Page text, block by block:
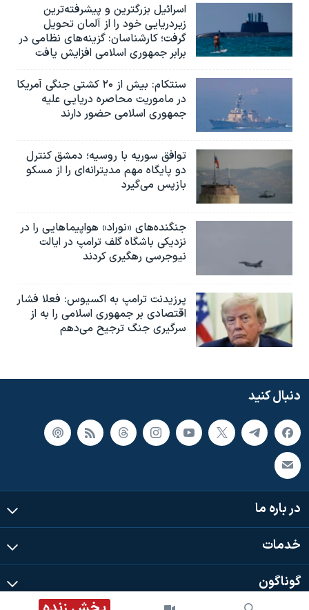
اسرائيل بزرگترین و پیشرفته‌ترین
زیردریایی خود را از آلمان تحویل
گرفت؛ کارشناسان: گزینه‌های نظامی در
برابر جمهوری اسلامی افزایش یافت
سنتکام: بیش از ۲۰ کشتی جنگی آمریکا
در ماموریت محاصره دریایی علیه
جمهوری اسلامی حضور دارند
توافق سوریه با روسیه؛ دمشق کنترل
دو پایگاه مهم مدیترانه‌ای را از مسکو
بازپس می‌گیرد
جنگنده‌های «نوراد» هواپیماهایی را در
نزدیکی باشگاه گلف ترامپ در ایالت
نیوجرسی رهگیری کردند
پرزیدنت ترامپ به اکسیوس: فعلا فشار
اقتصادی بر جمهوری اسلامی را به از
سرگیری جنگ ترجیح می‌دهم
دنبال کنید
در باره ما
خدمات
گوناگون